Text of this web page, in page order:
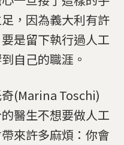
，因為義大利有許
是留下執行過人工
自己的職涯。
(Marina Toschi)
醫生不想要做人工
來許多麻煩：你會